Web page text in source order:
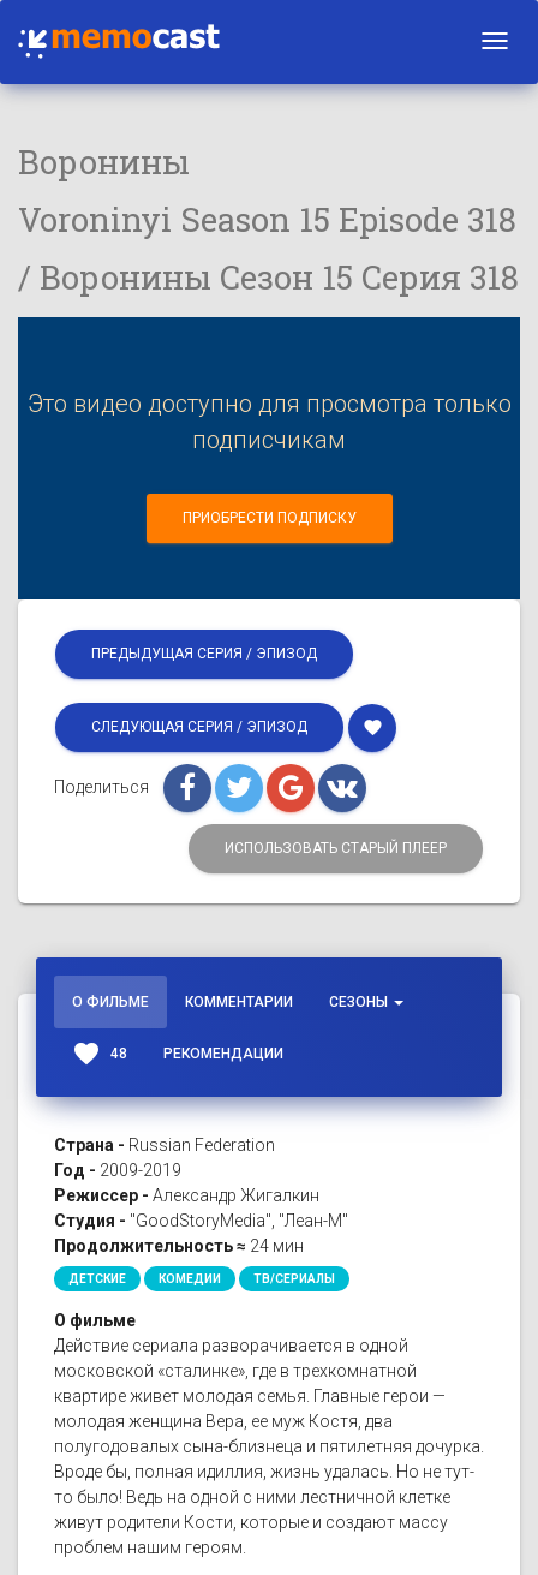
Воронины
Voroninyi Season 15 Episode 318
/ Воронины Сезон 15 Серия 318
Это видео доступно для просмотра только
подписчикам
ПРИОБРЕСТИ ПОДПИСКУ
ПРЕДЫДУЩАЯ СЕРИЯ / ЭПИЗОД
СЛЕДУЮЩАЯ СЕРИЯ / ЭПИЗОД favorite
Поделиться
ИСПОЛЬЗОВАТЬ СТАРЫЙ ПЛЕЕР
О ФИЛЬМЕ КОММЕНТАРИИ СЕЗОНЫ
favorite 48 РЕКОМЕНДАЦИИ
Страна - Russian Federation
Год - 2009-2019
Режиссер - Александр Жигалкин
Студия - "GoodStoryMedia", "Леан-М"
Продолжительность ≈ 24 мин
ДЕТСКИЕ КОМЕДИИ ТВ/СЕРИАЛЫ
О фильме
Действие сериала разворачивается в одной
московской «сталинке», где в трехкомнатной
квартире живет молодая семья. Главные герои —
молодая женщина Вера, ее муж Костя, два
полугодовалых сына-близнеца и пятилетняя дочурка.
Вроде бы, полная идиллия, жизнь удалась. Но не тут-
то было! Ведь на одной с ними лестничной клетке
живут родители Кости, которые и создают массу
проблем нашим героям.